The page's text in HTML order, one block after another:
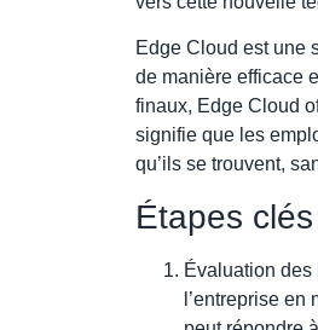
Edge Cloud est une
de manière efficace
finaux, Edge Cloud
signifie que les
qu’ils se trouvent,
Étapes
Évaluation
l’entreprise